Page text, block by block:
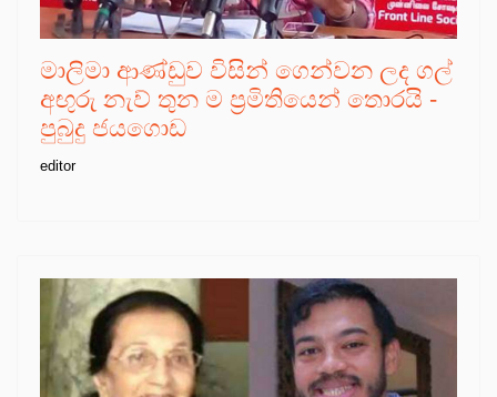
මාලිමා ආණ්ඩුව විසින් ගෙන්වන ලද ගල්
අඟුරු නැව් තුන ම ප්‍රමිතියෙන් තොරයි -
පුබුදු ජයගොඩ
editor